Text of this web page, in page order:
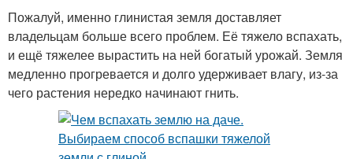
Пожалуй, именно глинистая земля доставляет
владельцам больше всего проблем. Её тяжело вспахать,
и ещё тяжелее вырастить на ней богатый урожай. Земля
медленно прогревается и долго удерживает влагу, из-за
чего растения нередко начинают гнить.